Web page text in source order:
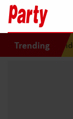
Trending
was een